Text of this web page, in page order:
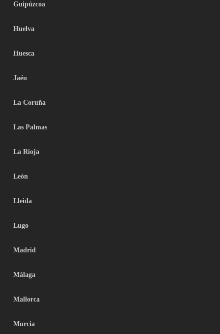
Guipúzcoa
Huelva
Huesca
Jaén
La Coruña
Las Palmas
La Rioja
León
Lleida
Lugo
Madrid
Málaga
Mallorca
Murcia